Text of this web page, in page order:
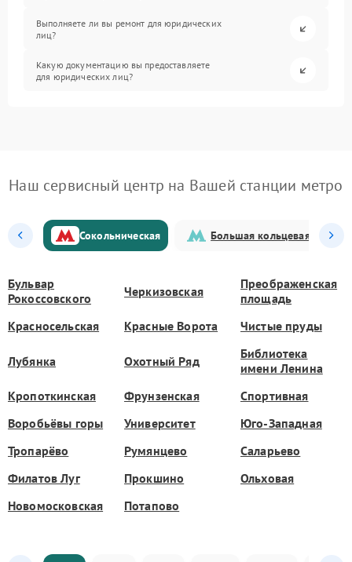
Выполняете ли вы ремонт для юридических
лиц?
Какую документацию вы предоставляете
для юридических лиц?
Наш сервисный центр на Вашей станции метро
Сокольническая Большая кольцевая
Бульвар
Рокоссовского
Черкизовская
Преображенская
площадь
Красносельская
Красные Ворота Чистые пруды
Лубянка Охотный Ряд
Библиотека
имени Ленина
Кропоткинская
Фрунзенская
Спортивная
Воробьёвы горы
Университет
Юго-Западная
Тропарёво
Румянцево
Саларьево
Филатов Луг
Прокшино
Ольховая
Новомосковская
Потапово